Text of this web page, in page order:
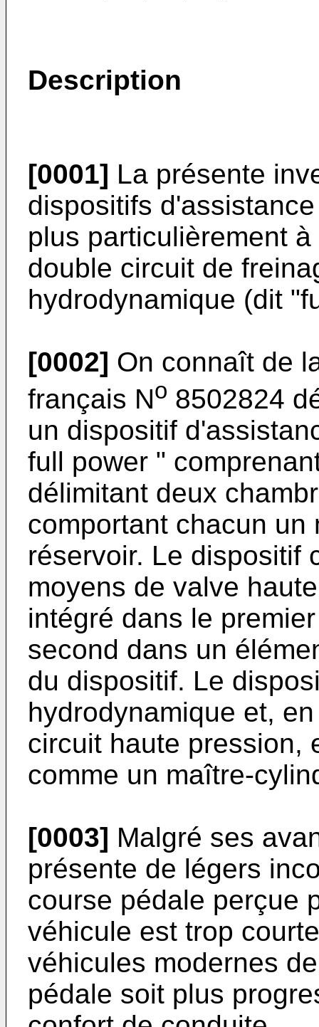
Description
[0001] La présente
dispositifs
plus particulièrement
double circuit de
hydrodynamique (dit
[0002] On connaît de
français No 8502824
un dispositif
full power "
délimitant deux
comportant chacun un
réservoir. Le dispositif
moyens de valve
intégré dans le
second dans un
du dispositif. Le
hydrodynamique et,
circuit haute pression,
comme un maître-
[0003] Malgré ses
présente de légers
course pédale perçue
véhicule est trop
véhicules modernes
pédale soit plus